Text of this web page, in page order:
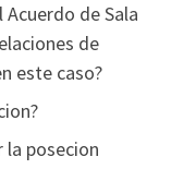
Acuerdo de Sala
de
este caso?
la posecion